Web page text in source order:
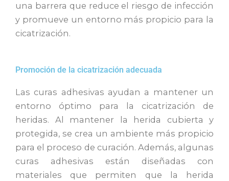
una barrera que reduce el riesgo de infección
y promueve un entorno más propicio para la
cicatrización.
Promoción de la cicatrización adecuada
Las curas adhesivas ayudan a mantener un
entorno óptimo para la cicatrización de
heridas. Al mantener la herida cubierta y
protegida, se crea un ambiente más propicio
para el proceso de curación. Además, algunas
curas adhesivas están diseñadas con
materiales que permiten que la herida